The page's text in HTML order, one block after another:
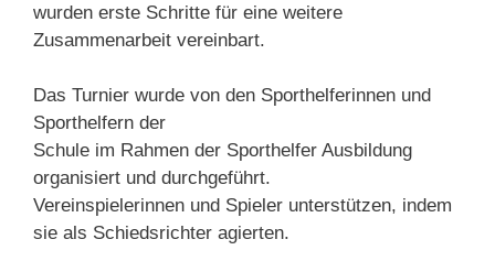
wurden erste Schritte für eine weitere
Zusammenarbeit vereinbart.
Das Turnier wurde von den Sporthelferinnen und
Sporthelfern der
Schule im Rahmen der Sporthelfer Ausbildung
organisiert und durchgeführt.
Vereinspielerinnen und Spieler unterstützen, indem
sie als Schiedsrichter agierten.